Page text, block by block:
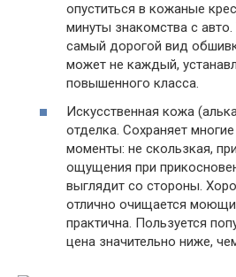
опуститься в кожаные
минуты знакомства с
самый дорогой вид
может не каждый,
повышенного класса.
Искусственная кожа
отделка. Сохраняет
моменты: не скользкая,
ощущения при
выглядит со стороны.
отлично очищается
практична. Пользуется
цена значительно ниже,